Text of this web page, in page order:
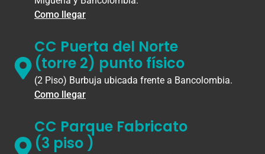
Como llegar
CC Puerta del Norte
(torre 2) punto físico
(2 Piso) Burbuja ubicada frente a Bancolombia.
Como llegar
CC Parque Fabricato
(3 piso )